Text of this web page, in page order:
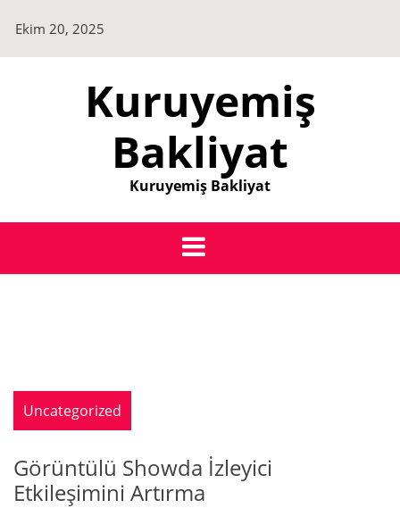
content
Ekim 20, 2025
Kuruyemiş
Bakliyat
Kuruyemiş Bakliyat
Uncategorized
Görüntülü Showda İzleyici
Etkileşimini Artırma